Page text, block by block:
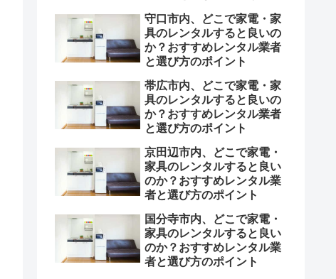
守口市内、どこで家電・家
具のレンタルすると良いの
か？おすすめレンタル業者
と選び方のポイント
帯広市内、どこで家電・家
具のレンタルすると良いの
か？おすすめレンタル業者
と選び方のポイント
京田辺市内、どこで家電・
家具のレンタルすると良い
のか？おすすめレンタル業
者と選び方のポイント
国分寺市内、どこで家電・
家具のレンタルすると良い
のか？おすすめレンタル業
者と選び方のポイント